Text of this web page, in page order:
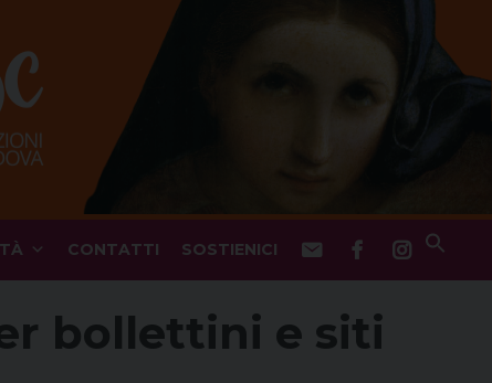
CONTATTI SOSTIENICI
bollettini e siti